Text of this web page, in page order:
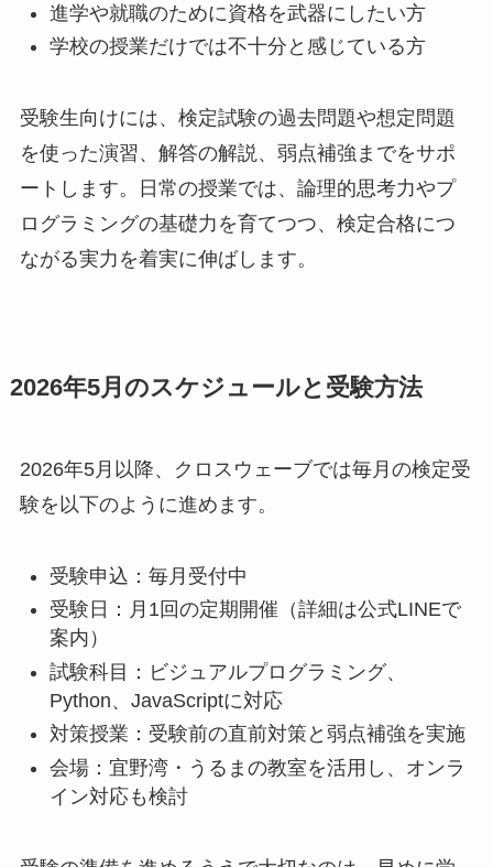
進学や就職のために資格を武器にしたい方
学校の授業だけでは不十分と感じている方
受験生向けには、検定試験の過去問題や想定問題
を使った演習、解答の解説、弱点補強までをサポ
ートします。日常の授業では、論理的思考力やプ
ログラミングの基礎力を育てつつ、検定合格につ
ながる実力を着実に伸ばします。
2026年5月のスケジュールと受験方法
2026年5月以降、クロスウェーブでは毎月の検定受
験を以下のように進めます。
受験申込：毎月受付中
受験日：月1回の定期開催（詳細は公式LINEで
案内）
試験科目：ビジュアルプログラミング、
Python、JavaScriptに対応
対策授業：受験前の直前対策と弱点補強を実施
会場：宜野湾・うるまの教室を活用し、オンラ
イン対応も検討